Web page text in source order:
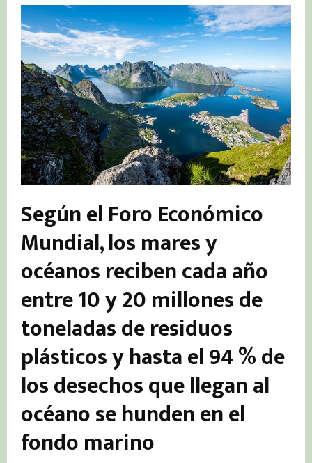
Según el Foro Económico
Mundial, los mares y
océanos reciben cada año
entre 10 y 20 millones de
toneladas de residuos
plásticos y hasta el 94 % de
los desechos que llegan al
océano se hunden en el
fondo marino